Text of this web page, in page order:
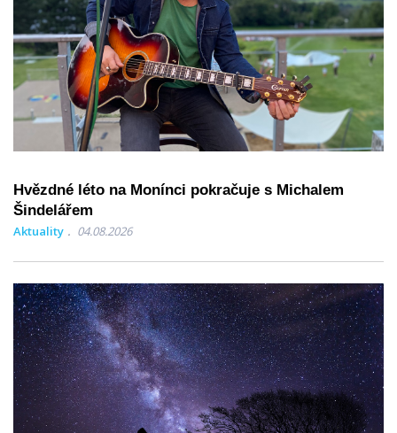
Hvězdné léto na Monínci pokračuje s Michalem
Šindelářem
Aktuality 04.08.2026